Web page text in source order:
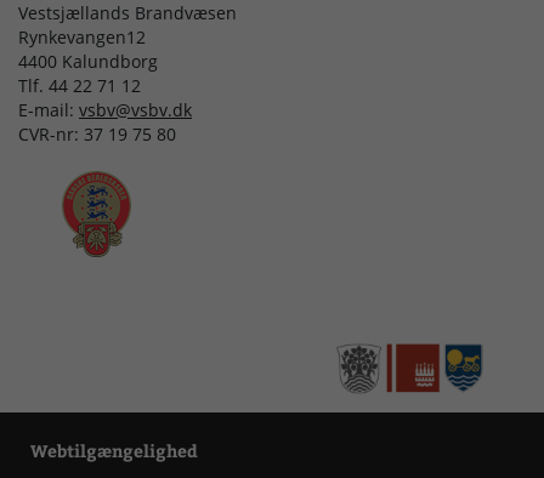
Vestsjællands Brandvæsen
Rynkevangen12
4400 Kalundborg
Tlf. 44 22 71 12
E-mail: vsbv@vsbv.dk
CVR-nr: 37 19 75 80
Webtilgængelighed